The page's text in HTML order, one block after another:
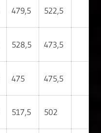
479,5 522,5
528,5 473,5
475 475,5
517,5 502